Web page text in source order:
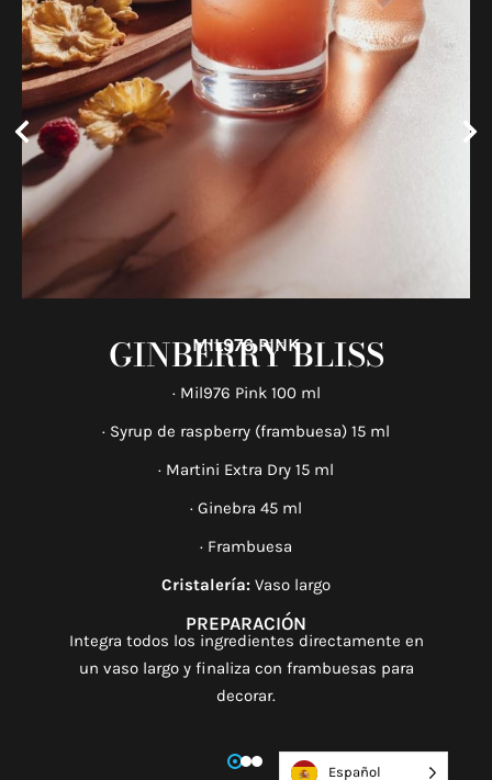
MIL976 PINK​
GINBERRY BLISS
· Mil976 Pink 100 ml
· Syrup de raspberry (frambuesa) 15 ml
· Martini Extra Dry 15 ml
· Ginebra 45 ml
· Frambuesa
Cristalería: Vaso largo
PREPARACIÓN​
Integra todos los ingredientes directamente en
un vaso largo y finaliza con frambuesas para
decorar.
Español